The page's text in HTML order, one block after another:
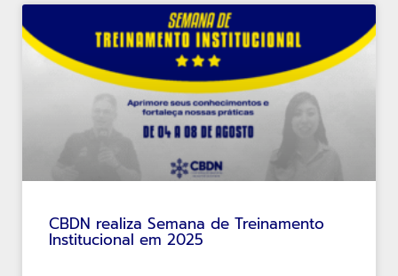
CBDN realiza Semana de Treinamento
Institucional em 2025